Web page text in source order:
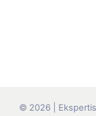
© 2026 |